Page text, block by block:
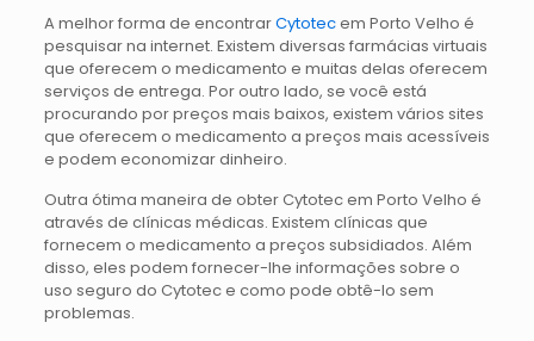
A melhor forma de encontrarCytotecem Porto Velho é
pesquisar na internet. Existem diversas farmácias virtuais
que oferecem o medicamento e muitas delas oferecem
serviços de entrega. Por outro lado, se você está
procurando por preços mais baixos, existem vários sites
que oferecem o medicamento a preços mais acessíveis
e podem economizar dinheiro.
Outra ótima maneira de obter Cytotec em Porto Velho é
através de clínicas médicas. Existem clínicas que
fornecem o medicamento a preços subsidiados. Além
disso, eles podem fornecer-lhe informações sobre o
uso seguro do Cytotec e como pode obtê-lo sem
problemas.